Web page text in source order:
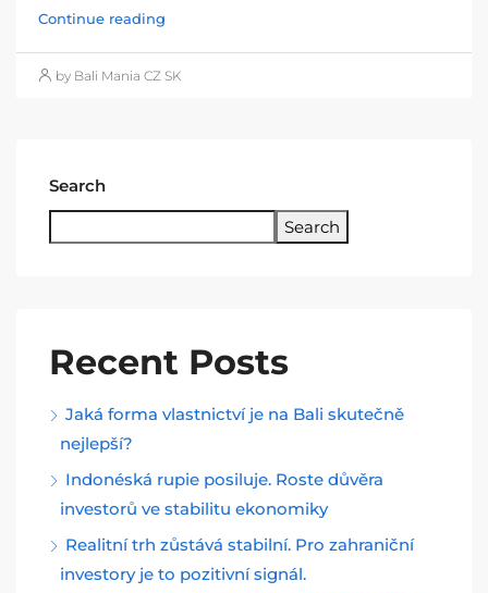
Continue reading
by Bali Mania CZ SK
Search
Search
Recent Posts
Jaká forma vlastnictví je na Bali skutečně
nejlepší?
Indonéská rupie posiluje. Roste důvěra
investorů ve stabilitu ekonomiky
Realitní trh zůstává stabilní. Pro zahraniční
investory je to pozitivní signál.